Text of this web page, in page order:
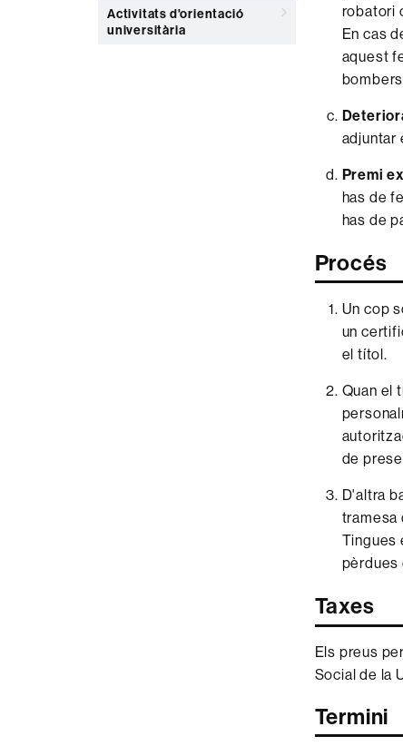
Activitats d'orientació
universitària
robatori
En cas
aquest
adjuntar
Premi
has de
has de
Procés
Un cop
un
el títol.
Quan el
de
D'altra
tramesa
Tingues
pèrdues
Taxes
Els preus
Social de la
Termini